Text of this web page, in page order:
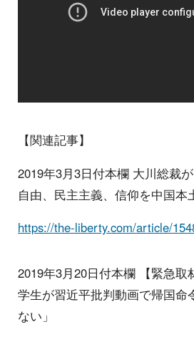
【関連記事】
2019年3月3日付本欄 大川総裁
自由、民主主義、信仰を中国本
https://the-liberty.com/article/
2019年3月20日付本欄 【緊急取
学生が習近平批判動画で帰国命
ない」